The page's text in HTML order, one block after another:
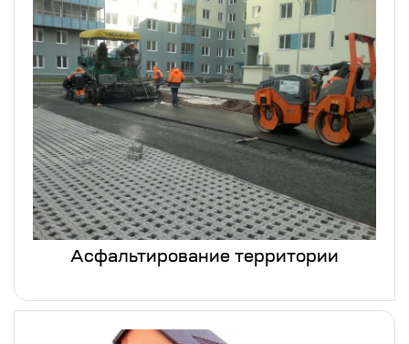
Асфальтирование территории